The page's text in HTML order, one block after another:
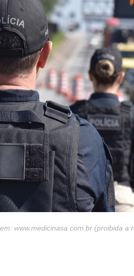
www.medicinasa.com.br (proibida a